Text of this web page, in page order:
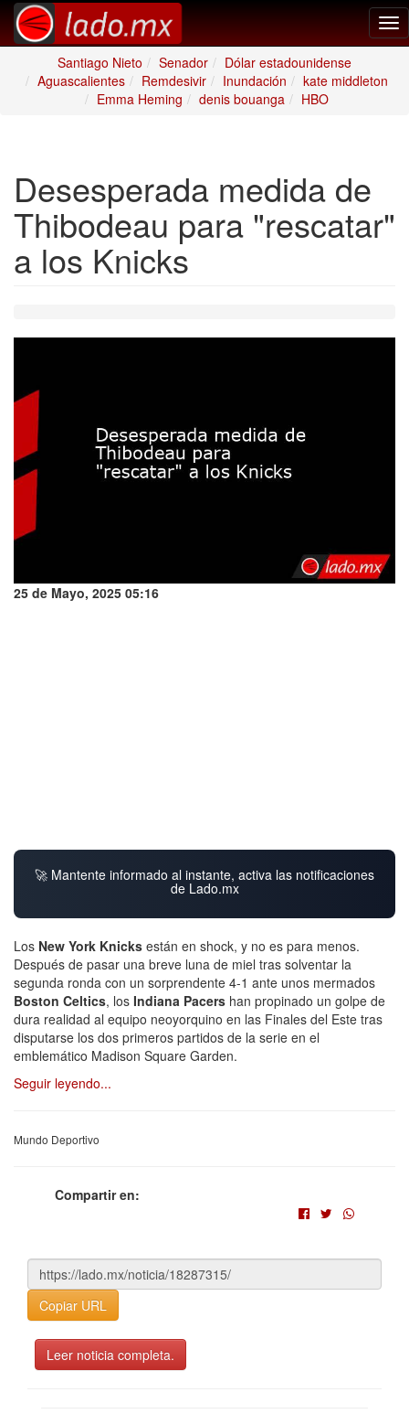
Santiago Nieto
Senador
Dólar estadounidense
Aguascalientes
Remdesivir Inundación
kate middleton
Emma Heming
denis bouanga HBO
Desesperada medida de
Thibodeau para "rescatar"
a los Knicks
25 de Mayo, 2025 05:16
🚀 Mantente informado al instante, activa las notificaciones
de Lado.mx
Los New York Knicks están en shock, y no es para menos.
Después de pasar una breve luna de miel tras solventar la
segunda ronda con un sorprendente 4-1 ante unos mermados
Boston Celtics, los Indiana Pacers han propinado un golpe de
dura realidad al equipo neoyorquino en las Finales del Este tras
disputarse los dos primeros partidos de la serie en el
emblemático Madison Square Garden.
Seguir leyendo...
Mundo Deportivo
Compartir en:
Copiar URL
Leer noticia completa.